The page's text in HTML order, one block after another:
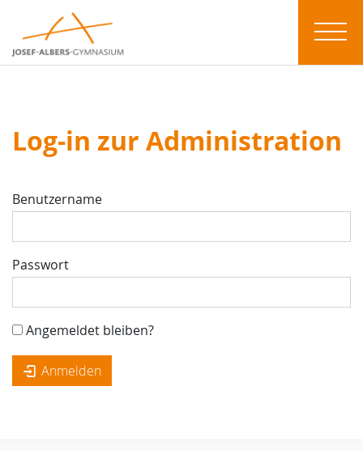
Log-in zur Administration
Benutzername
Passwort
Angemeldet bleiben?
Anmelden